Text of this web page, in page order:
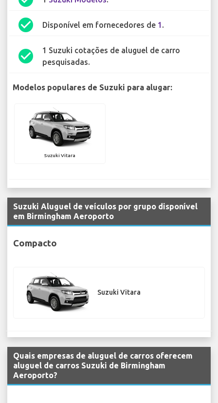
check_circle Disponível em fornecedores de 1 .
check_circle
1 Suzuki cotações de aluguel de carro
pesquisadas.
Modelos populares de Suzuki para alugar:
Suzuki Vitara
Suzuki Aluguel de veículos por grupo disponível
em Birmingham Aeroporto
Compacto
Suzuki Vitara
Quais empresas de aluguel de carros oferecem
aluguel de carros Suzuki de Birmingham
Aeroporto?